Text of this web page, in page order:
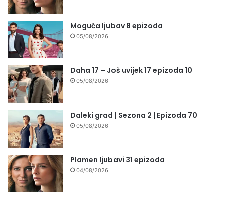
Moguća ljubav 8 epizoda
05/08/2026
Daha 17 – Još uvijek 17 epizoda 10
05/08/2026
Daleki grad | Sezona 2 | Epizoda 70
05/08/2026
Plamen ljubavi 31 epizoda
04/08/2026